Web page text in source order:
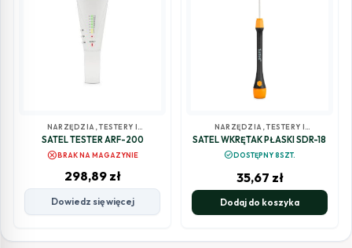
NARZĘDZIA, TESTERY I
POZOSTAŁE
SATEL TESTER ARF-200
cancelBRAK NA MAGAZYNIE
298,89 zł
Dowiedz się więcej
NARZĘDZIA, TESTERY I
POZOSTAŁE
SATEL WKRĘTAK PŁASKI SDR-18
check_circleDOSTĘPNY 8SZT.
35,67 zł
Dodaj do koszyka